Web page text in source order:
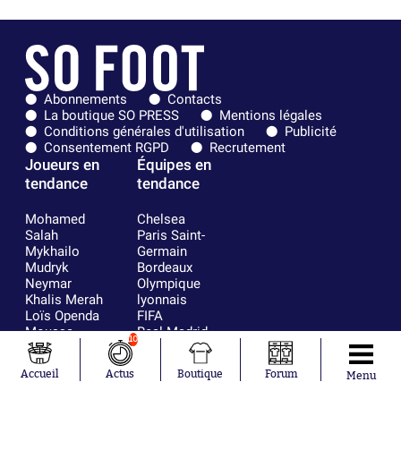
Abonnements
Contacts
La boutique SO PRESS
Mentions légales
Conditions générales d'utilisation
Publicité
Consentement RGPD
Recrutement
Joueurs en
tendance
Mohamed
Salah
Mykhailo
Mudryk
Neymar
Khalis Merah
Loïs Openda
Moussa
Niakhaté
Nicolás
Tagliafico
Équipes en
tendance
Chelsea
Paris Saint-
Germain
Bordeaux
Olympique
lyonnais
FIFA
Real Madrid
RC Strasbourg
France
Accueil
10
Actus Boutique Forum Menu